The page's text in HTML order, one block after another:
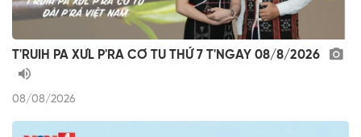
T'RUIH PA XƯL P'RA CƠ TU THỨ 7 T'NGAY 08/8/2026
08/08/2026